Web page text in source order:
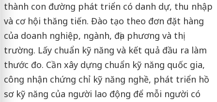
thành con đường phát triển có danh dự, thu nhập
và cơ hội thăng tiến. Đào tạo theo đơn đặt hàng
của doanh nghiệp, ngành, địa phương và thị
trường. Lấy chuẩn kỹ năng và kết quả đầu ra làm
thước đo. Cần xây dựng chuẩn kỹ năng quốc gia,
công nhận chứng chỉ kỹ năng nghề, phát triển hồ
sơ kỹ năng của người lao động để mỗi người có